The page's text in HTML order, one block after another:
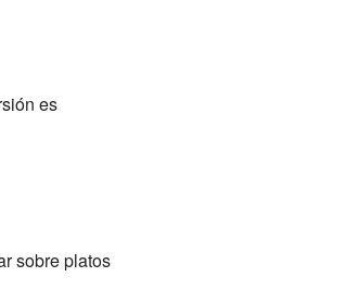
es
sobre platos